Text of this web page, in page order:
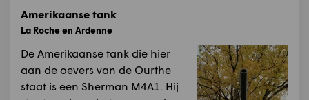
Amerikaanse tank
La Roche en Ardenne
De Amerikaanse tank die hier
aan de oevers van de Ourthe
staat is een Sherman M4A1. Hij